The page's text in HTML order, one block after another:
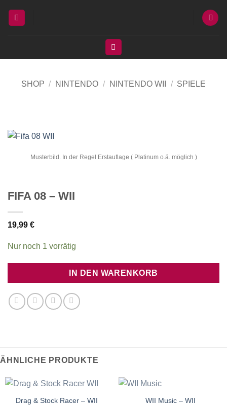
Inhalt
SHOP / NINTENDO / NINTENDO WII / SPIELE
Musterbild. In der Regel Erstauflage ( Platinum o.ä. möglich )
FIFA 08 – WII
19,99 €
Nur noch 1 vorrätig
IN DEN WARENKORB
ÄHNLICHE PRODUKTE
Drag & Stock Racer – WII
WII Music – WII